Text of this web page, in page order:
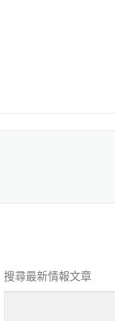
搜尋最新情報文章